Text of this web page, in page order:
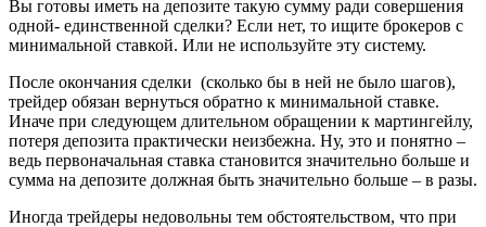
Вы готовы иметь на депозите такую сумму ради совершения
одной- единственной сделки? Если нет, то ищите брокеров с
минимальной ставкой. Или не используйте эту систему.
После окончания сделки (сколько бы в ней не было шагов),
трейдер обязан вернуться обратно к минимальной ставке.
Иначе при следующем длительном обращении к мартингейлу,
потеря депозита практически неизбежна. Ну, это и понятно –
ведь первоначальная ставка становится значительно больше и
сумма на депозите должная быть значительно больше – в разы.
Иногда трейдеры недовольны тем обстоятельством, что при